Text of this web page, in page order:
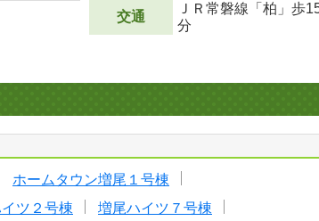
交通
ＪＲ常磐線「柏」歩
分
ホームタウン増尾１号棟
ツ２号棟
増尾ハイツ７号棟